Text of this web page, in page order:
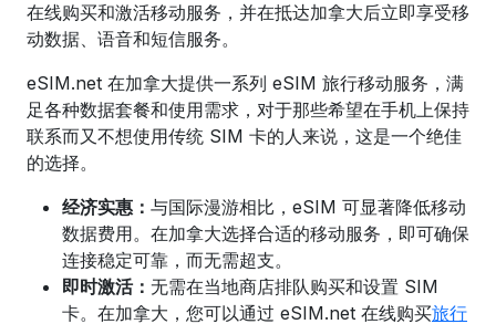
在线购买和激活移动服务，并在抵达加拿大后立即享受移
动数据、语音和短信服务。
eSIM.net 在加拿大提供一系列 eSIM 旅行移动服务，满
足各种数据套餐和使用需求，对于那些希望在手机上保持
联系而又不想使用传统 SIM 卡的人来说，这是一个绝佳
的选择。
经济实惠： 与国际漫游相比，eSIM 可显著降低移动
数据费用。在加拿大选择合适的移动服务 ，即可确保
连接稳定可靠，而无需超支。
即时激活： 无需在当地商店排队购买和设置 SIM
卡。在加拿大， 您可以通过 eSIM.net 在线购买旅行